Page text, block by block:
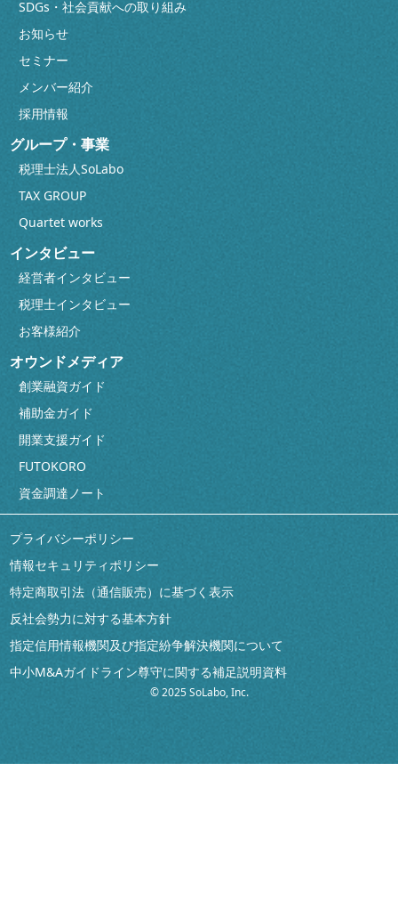
SDGs・社会貢献への取り組み
お知らせ
セミナー
メンバー紹介
採用情報
グループ・事業
税理士法人SoLabo
TAX GROUP
Quartet works
インタビュー
経営者インタビュー
税理士インタビュー
お客様紹介
オウンドメディア
創業融資ガイド
補助金ガイド
開業支援ガイド
FUTOKORO
資金調達ノート
プライバシーポリシー
情報セキュリティポリシー
特定商取引法（通信販売）に基づく表示
反社会勢力に対する基本方針
指定信用情報機関及び指定紛争解決機関について
中小M&Aガイドライン尊守に関する補足説明資料
© 2025 SoLabo, Inc.